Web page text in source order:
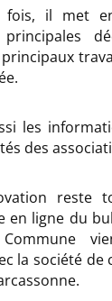
fois, il met
les
des
reste
en ligne du
la société de